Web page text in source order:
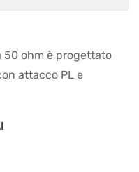
50 ohm è progettato
attacco PL e